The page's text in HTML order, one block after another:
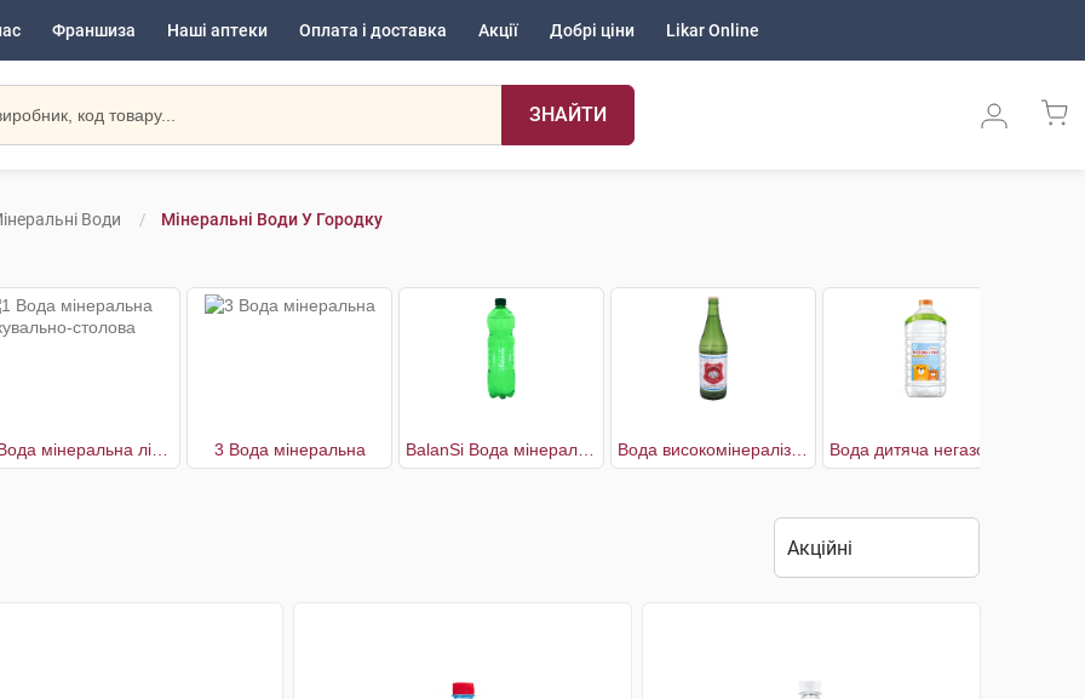
Франшиза Наші аптеки Оплата і доставка Акції Добрі ціни Likar Online
ЗНАЙТИ
Води Мінеральні Води У Городку
3 Вода мінеральна